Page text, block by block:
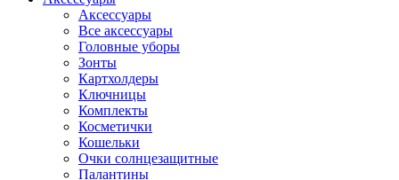
Аксессуары
Все аксессуары
Головные уборы
Зонты
Картхолдеры
Ключницы
Комплекты
Косметички
Кошельки
Очки солнцезащитные
Палантины